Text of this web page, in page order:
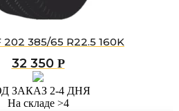
202 385/65 R22.5 160K
32 350 Р
ЗАКАЗ 2-4 ДНЯ
На складе >4